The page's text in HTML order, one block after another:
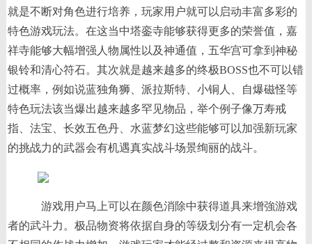
就是不断对角色进行培养，玩家用户就可以启动丰富多彩的
特色游戏玩法。在这当中塔銮寺能够获得更多的荣誉值，嘉
祥寺能够大幅增强人物属性以及神通值，五华宫可拿到神秘
银铃和清心符石。其次就是越来越多的终极BOSS也不可以错
过概率，例如说蓝独角狮、派拉斯特、小铜人、自爆磁怪等
特色玩法该当爆出越来越多罕见物品，举个例子像万寿戒
指、法宝、长效五色丹、水蓝梦幻这些能够可以加强新玩家
的挑战力的武器会有机遇真实战斗场景绚丽的战斗。
游戏用户马上可以在颜色消除中获得道具来增強游戏
者的武斗力。极品物资将依据自身的等级划分有一定机会各